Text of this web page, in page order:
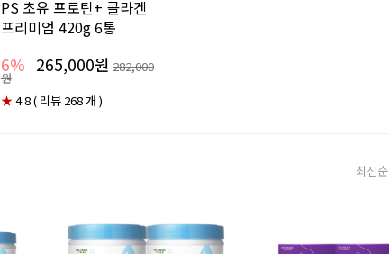
PS 초유 프로틴+ 콜라겐
프리미엄 420g 6통
6% 265,000원 282,000
원
★4.8 ( 리뷰 268 개 )
최신순